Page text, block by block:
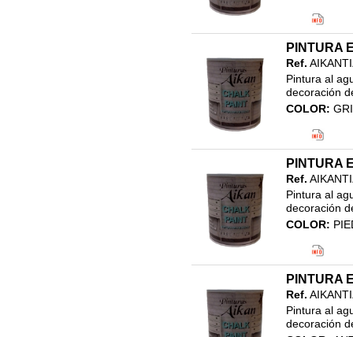
21.EFECTO
PINTURA
PINTURA
Ref.
Pintura al
decoración
COLOR:
21.EFECTO
PINTURA
PINTURA
Ref.
Pintura al
decoración
COLOR:
21.EFECTO
PINTURA
PINTURA
Ref.
Pintura al
decoración